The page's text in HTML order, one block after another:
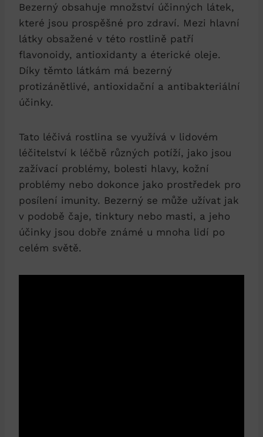
Bezerný ​obsahuje ⁢množství účinných​ látek,
které jsou prospěšné pro zdraví. ⁣Mezi hlavní
látky obsažené v této rostlině patří
flavonoidy,‍ antioxidanty a éterické ‌oleje.
Díky těmto látkám má bezerný
protizánětlivé, antioxidační a antibakteriální
účinky.
Tato‌ léčivá rostlina se využívá v ⁢lidovém
léčitelství k ⁣léčbě různých potíží, ‌jako jsou ​
zažívací problémy, bolesti hlavy, kožní
‌problémy​ nebo dokonce ⁤jako ​prostředek ⁢pro
posílení imunity. Bezerný se může ⁢užívat jak
v podobě čaje, tinktury nebo masti, a‍ jeho
účinky‍ jsou dobře známé u mnoha lidí po
celém světě.